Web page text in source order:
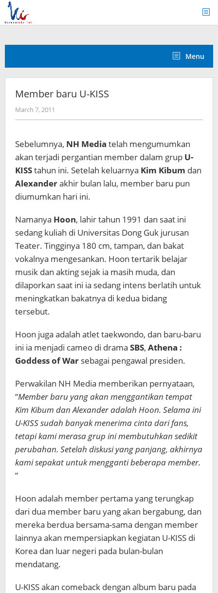
Skip
content
Menu
Member baru U-KISS
March 7, 2011
Koreanindo
Sebelumnya, NH Media telah mengumumkan
akan terjadi pergantian member dalam grup U-
KISStahun ini. Setelah keluarnya Kim Kibum dan
Alexanderakhir bulan lalu, member baru pun
diumumkan hari ini.
Namanya Hoon, lahir tahun 1991 dan saat ini
sedang kuliah di Universitas Dong Guk jurusan
Teater. Tingginya 180 cm, tampan, dan bakat
vokalnya mengesankan. Hoon tertarik belajar
musik dan akting sejak ia masih muda, dan
dilaporkan saat ini ia sedang intens berlatih untuk
meningkatkan bakatnya di kedua bidang
tersebut.
Hoon juga adalah atlet taekwondo, dan baru-baru
ini ia menjadi cameo di drama SBS, Athena :
Goddess of War sebagai pengawal presiden.
Perwakilan NH Media memberikan pernyataan,
“Member baru yang akan menggantikan tempat
Kim Kibum dan Alexander adalah Hoon. Selama ini
U-KISS sudah banyak menerima cinta dari fans,
tetapi kami merasa grup ini membutuhkan sedikit
perubahan. Setelah diskusi yang panjang, akhirnya
kami sepakat untuk mengganti beberapa member.
”
Hoon adalah member pertama yang terungkap
dari dua member baru yang akan bergabung, dan
mereka berdua bersama-sama dengan member
lainnya akan mempersiapkan kegiatan U-KISS di
Korea dan luar negeri pada bulan-bulan
mendatang.
U-KISS akan comeback dengan album baru pada